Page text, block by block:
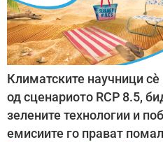
Климатските научници
од сценариото RCP 8.5,
зелените технологии и
емисиите го прават